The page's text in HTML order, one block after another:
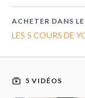
ACHETER DANS
LES 5 COURS DE
5 VIDÉOS